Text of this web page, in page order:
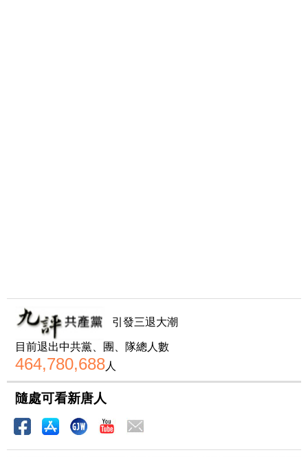
引發三退大潮
目前退出中共黨、團、隊總人數
464,780,688人
隨處可看新唐人